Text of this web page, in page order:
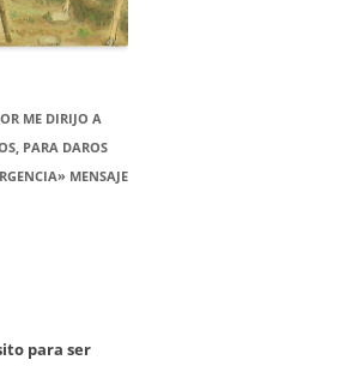
ME DIRIJO A
PARA DAROS
MENSAJE
para ser